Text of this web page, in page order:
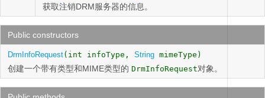
获取注销DRM服务器的信息。
Public constructors
DrmInfoRequest(int infoType, String mimeType)
创建一个带有类型和MIME类型的 DrmInfoRequest对象。